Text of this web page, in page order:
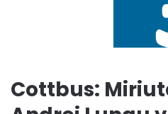
Cottbus: